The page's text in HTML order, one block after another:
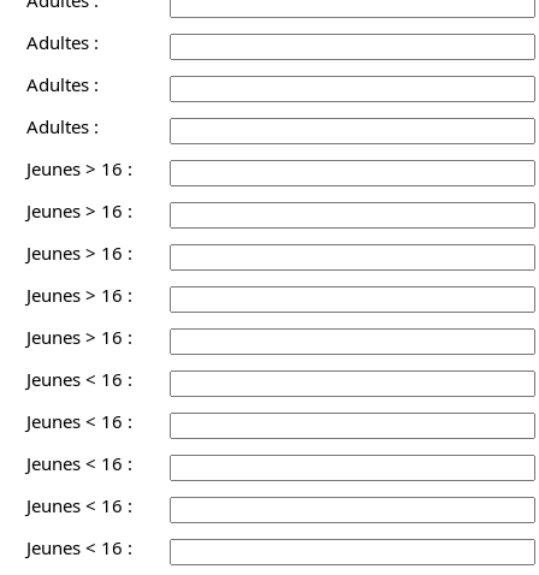
Adultes :
Adultes :
Adultes :
Jeunes > 16 :
Jeunes > 16 :
Jeunes > 16 :
Jeunes > 16 :
Jeunes > 16 :
Jeunes < 16 :
Jeunes < 16 :
Jeunes < 16 :
Jeunes < 16 :
Jeunes < 16 :